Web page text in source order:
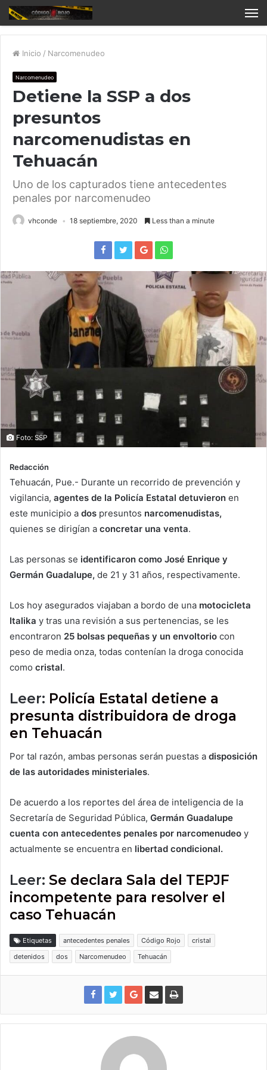
Inicio / Narcomenudeo
Narcomenudeo
Detiene la SSP a dos
presuntos
narcomenudistas en
Tehuacán
Uno de los capturados tiene antecedentes
penales por narcomenudeo
vhconde 18 septiembre, 2020 Less than a minute
Foto: SSP
Redacción
Tehuacán, Pue.- Durante un recorrido de prevención y
vigilancia, agentes de la Policía Estatal detuvieron en
este municipio a dos presuntos narcomenudistas,
quienes se dirigían a concretar una venta.
Las personas se identificaron como José Enrique y
Germán Guadalupe, de 21 y 31 años, respectivamente.
Los hoy asegurados viajaban a bordo de una motocicleta
Italika y tras una revisión a sus pertenencias, se les
encontraron 25 bolsas pequeñas y un envoltorio con
peso de media onza, todas contenían la droga conocida
como cristal.
Leer: Policía Estatal detiene a
presunta distribuidora de droga
en Tehuacán
Por tal razón, ambas personas serán puestas a disposición
de las autoridades ministeriales.
De acuerdo a los reportes del área de inteligencia de la
Secretaría de Seguridad Pública, Germán Guadalupe
cuenta con antecedentes penales por narcomenudeo y
actualmente se encuentra en libertad condicional.
Leer: Se declara Sala del TEPJF
incompetente para resolver el
caso Tehuacán
Etiquetas antecedentes penales Código Rojo
cristal
detenidos
dos Narcomenudeo Tehuacán